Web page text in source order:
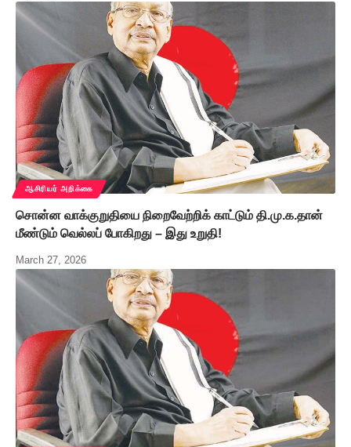
ஆசிரியர் அறிக்கை
சொன்ன வாக்குறுதியை நிறைவேற்றிக் காட்டும் தி.மு.க.தான்
மீண்டும் வெல்லப் போகிறது – இது உறுதி!
March 27, 2026